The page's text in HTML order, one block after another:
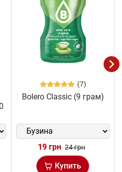
(7)
Bolero Classic (9 грам)
19 грн 24 грн
Купить